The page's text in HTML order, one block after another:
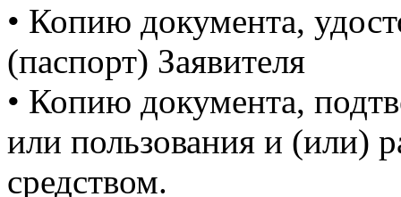
• Копию документа,
(паспорт) Заявителя
• Копию документа,
или пользования и (или)
средством.